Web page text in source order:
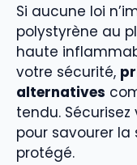
Si aucune loi
polystyrène au
haute
votre sécurité,
alternatives
tendu.
pour savourer la
protégé.